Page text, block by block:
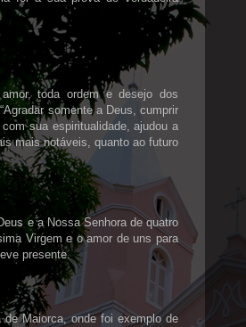
toda ordem e desejo dos
somente a Deus, cumprir
sua espiritualidade, ajudou a
mais notáveis, quanto ao futuro
e a Nossa Senhora de quatro
Virgem e o amor de uns para
presente.
Maiorca, onde foi exemplo de